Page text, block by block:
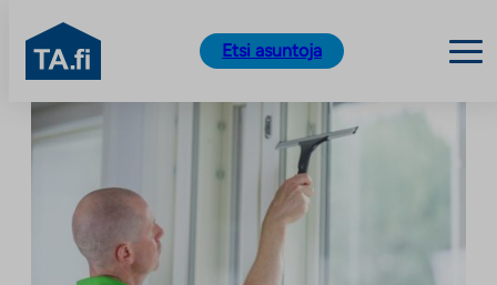
Siirry
sisältöön
TA.fi
Etsi asuntoja